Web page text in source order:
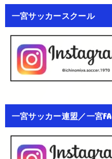
一宮サッカースクール
一宮サッカー連盟／一宮FA